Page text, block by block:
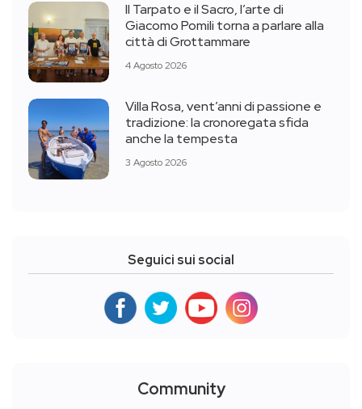
Il Tarpato e il Sacro, l’arte di
Giacomo Pomili torna a parlare alla
città di Grottammare
4 Agosto 2026
Villa Rosa, vent’anni di passione e
tradizione: la cronoregata sfida
anche la tempesta
3 Agosto 2026
Seguici sui social
Community